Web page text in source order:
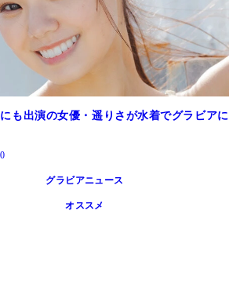
も出演の女優・遥りさが水着でグラビアに
グラビアニュース
オススメ